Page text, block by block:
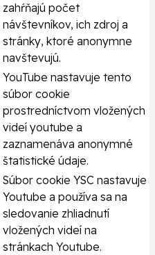
zahŕňajú počet
návštevníkov, ich zdroj a
stránky, ktoré anonymne
navštevujú.
YouTube nastavuje tento
súbor cookie
prostredníctvom vložených
videí youtube a
zaznamenáva anonymné
štatistické údaje.
Súbor cookie YSC nastavuje
Youtube a používa sa na
sledovanie zhliadnutí
vložených videí na
stránkach Youtube.